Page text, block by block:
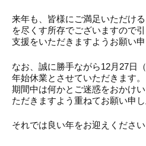
来年も、皆様にご満足いただけ
を尽くす所存でございますので
支援をいただきますようお願い申
なお、誠に勝手ながら12月27日
年始休業とさせていただきます。
期間中は何かとご迷惑をおかけ
ただきますよう重ねてお願い申し
それでは良い年をお迎えください